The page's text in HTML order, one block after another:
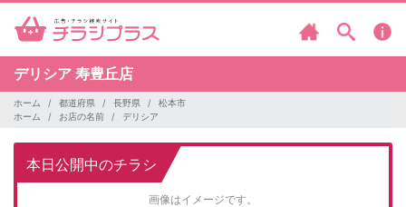
デリシア 寿豊丘店
ホーム 都道府県 長野県
松本市
ホーム
お店の名前 デリシア
本日公開中のチラシ
画像はイメージです。